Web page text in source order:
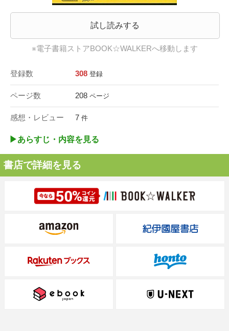
試し読みする
※電子書籍ストアBOOK☆WALKERへ移動します
登録数 308 登録
ページ数 208 ページ
感想・レビュー 7 件
▶︎あらすじ・内容を見る
書店で詳細を見る